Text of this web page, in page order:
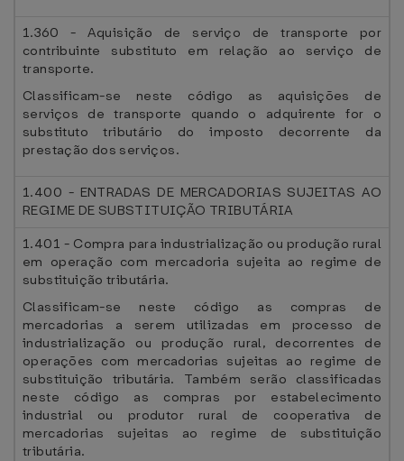
1.360 - Aquisição de serviço de transporte por
contribuinte substituto em relação ao serviço de
transporte.
Classificam-se neste código as aquisições de
serviços de transporte quando o adquirente for o
substituto tributário do imposto decorrente da
prestação dos serviços.
1.400 - ENTRADAS DE MERCADORIAS SUJEITAS AO
REGIME DE SUBSTITUIÇÃO TRIBUTÁRIA
1.401 - Compra para industrialização ou produção rural
em operação com mercadoria sujeita ao regime de
substituição tributária.
Classificam-se neste código as compras de
mercadorias a serem utilizadas em processo de
industrialização ou produção rural, decorrentes de
operações com mercadorias sujeitas ao regime de
substituição tributária. Também serão classificadas
neste código as compras por estabelecimento
industrial ou produtor rural de cooperativa de
mercadorias sujeitas ao regime de substituição
tributária.